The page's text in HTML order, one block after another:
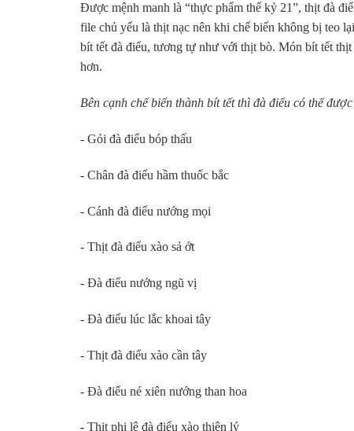
Được mệnh manh là “thực phẩm thế kỷ 21”, thịt đà
file chủ yếu là thịt nạc nên khi chế biến không bị teo
bít tết đà điểu, tương tự như với thịt bò. Món bít tết
hơn.
Bên cạnh chế biến thành bít tết thì đà điểu có thể
- Gỏi đà điểu bóp thấu
- Chân đà điểu hầm thuốc bắc
- Cánh đà điểu nướng mọi
- Thịt đà điểu xào sả ớt
- Đà điểu nướng ngũ vị
- Đà điểu lúc lắc khoai tây
- Thịt đà điểu xào cần tây
- Đà điểu né xiên nướng than hoa
- Thịt phi lê đà điểu xào thiên lý